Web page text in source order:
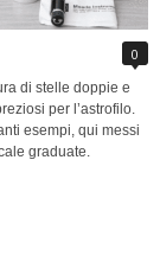
0
di stelle doppie e
per l’astrofilo.
esempi, qui messi
graduate.